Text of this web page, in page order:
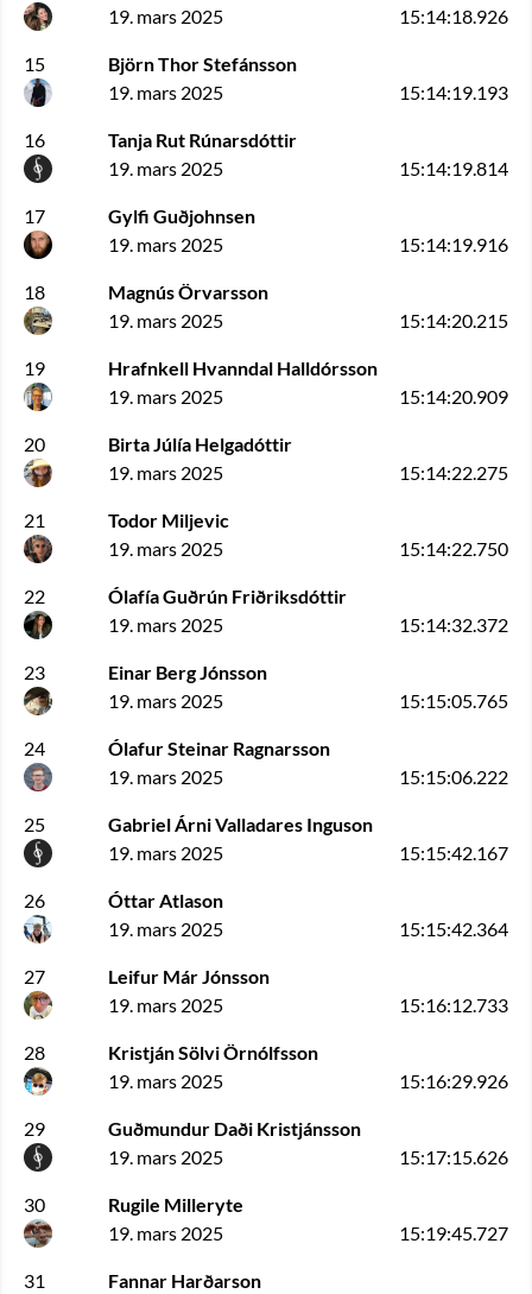
19. mars 2025 15:14:18.926
15
Björn Thor Stefánsson
19. mars 2025
15:14:19.193
16
Tanja Rut Rúnarsdóttir
19. mars 2025
15:14:19.814
17
Gylfi Guðjohnsen
19. mars 2025
15:14:19.916
18
Magnús Örvarsson
19. mars 2025
15:14:20.215
19
Hrafnkell Hvanndal Halldórsson
19. mars 2025
15:14:20.909
20
Birta Júlía Helgadóttir
19. mars 2025
15:14:22.275
21
Todor Miljevic
19. mars 2025
15:14:22.750
22
Ólafía Guðrún Friðriksdóttir
19. mars 2025
15:14:32.372
23
Einar Berg Jónsson
19. mars 2025
15:15:05.765
24
Ólafur Steinar Ragnarsson
19. mars 2025
15:15:06.222
25
Gabriel Árni Valladares Inguson
19. mars 2025
15:15:42.167
26
Óttar Atlason
19. mars 2025
15:15:42.364
27
Leifur Már Jónsson
19. mars 2025
15:16:12.733
28
Kristján Sölvi Örnólfsson
19. mars 2025
15:16:29.926
29
Guðmundur Daði Kristjánsson
19. mars 2025
15:17:15.626
30
Rugile Milleryte
19. mars 2025
15:19:45.727
31
Fannar Harðarson